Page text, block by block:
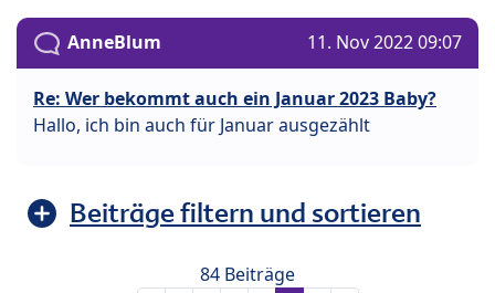
AnneBlum 11. Nov 2022 09:07
Re: Wer bekommt auch ein Januar 2023 Baby?
Hallo, ich bin auch für Januar ausgezählt
Beiträge filtern und sortieren
84 Beiträge